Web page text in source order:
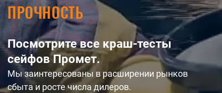
ПРОЧНОСТЬ
Посмотрите все краш-тесты
сейфов Промет.
Мы заинтересованы в расширении рынков
сбыта и росте числа дилеров.